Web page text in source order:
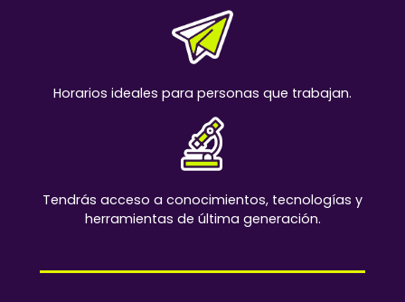
Horarios ideales para personas que trabajan.
Tendrás acceso a conocimientos, tecnologías y
herramientas de última generación.